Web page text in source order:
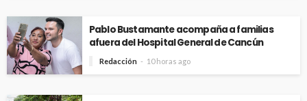
Pablo Bustamante acompaña a familias
afuera del Hospital General de Cancún
Redacción 10 horas ago